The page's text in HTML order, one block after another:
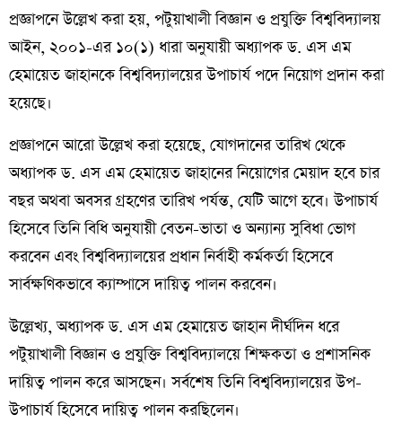
প্রজ্ঞাপনে উল্লেখ করা হয়, পটুয়াখালী বিজ্ঞান ও প্রযুক্তি বিশ্ববিদ্যালয়
আইন, ২০০১-এর ১০(১) ধারা অনুযায়ী অধ্যাপক ড. এস এম
হেমায়েত জাহানকে বিশ্ববিদ্যালয়ের উপাচার্য পদে নিয়োগ প্রদান করা
হয়েছে।
প্রজ্ঞাপনে আরো উল্লেখ করা হয়েছে, যোগদানের তারিখ থেকে
অধ্যাপক ড. এস এম হেমায়েত জাহানের নিয়োগের মেয়াদ হবে চার
বছর অথবা অবসর গ্রহণের তারিখ পর্যন্ত, যেটি আগে হবে। উপাচার্য
হিসেবে তিনি বিধি অনুযায়ী বেতন-ভাতা ও অন্যান্য সুবিধা ভোগ
করবেন এবং বিশ্ববিদ্যালয়ের প্রধান নির্বাহী কর্মকর্তা হিসেবে
সার্বক্ষণিকভাবে ক্যাম্পাসে দায়িত্ব পালন করবেন।
উল্লেখ্য, অধ্যাপক ড. এস এম হেমায়েত জাহান দীর্ঘদিন ধরে
পটুয়াখালী বিজ্ঞান ও প্রযুক্তি বিশ্ববিদ্যালয়ে শিক্ষকতা ও প্রশাসনিক
দায়িত্ব পালন করে আসছেন। সর্বশেষ তিনি বিশ্ববিদ্যালয়ের উপ-
উপাচার্য হিসেবে দায়িত্ব পালন করছিলেন।